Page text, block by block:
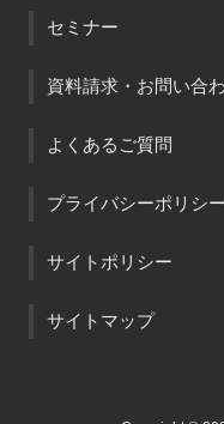
セミナー
資料請求・お問い合
よくあるご質問
プライバシーポリシー
サイトポリシー
サイトマップ